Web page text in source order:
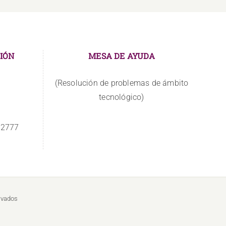
MESA DE AYUDA
(Resolución de problemas de ámbito
tecnológico)